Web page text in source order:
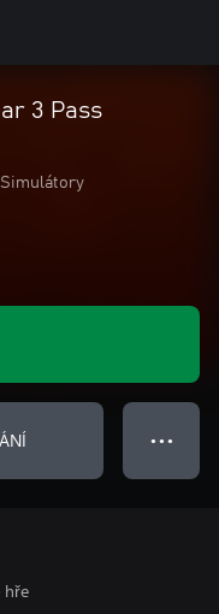
3 Pass
Simulátory
● ● ●
hře